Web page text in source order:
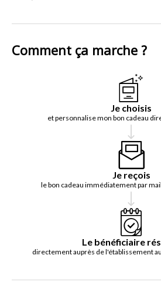
Comment ça marche ?
Je choisis
et personnalise mon bon cadeau
Je reçois
le bon cadeau immédiatement par
Le bénéficiaire
directement auprès de l'établissement